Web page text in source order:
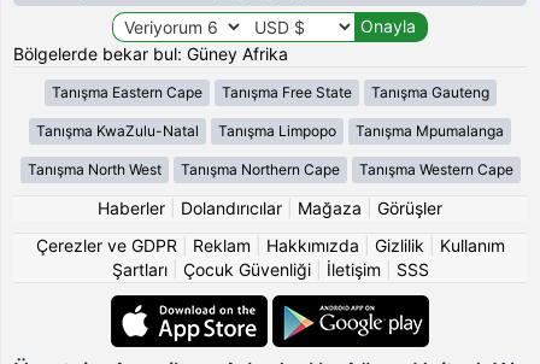
Bölgelerde bekar bul: Güney Afrika
Tanışma Eastern Cape Tanışma Free State Tanışma Gauteng
Tanışma KwaZulu-Natal Tanışma Limpopo Tanışma Mpumalanga
Tanışma North West Tanışma Northern Cape Tanışma Western Cape
Haberler Dolandırıcılar Mağaza
Görüşler
Çerezler ve GDPR
Reklam Hakkımızda Gizlilik
Kullanım
Şartları| Çocuk Güvenliği| İletişim SSS